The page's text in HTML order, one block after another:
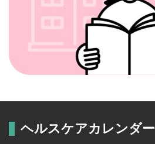
ヘルスケアカレンダー